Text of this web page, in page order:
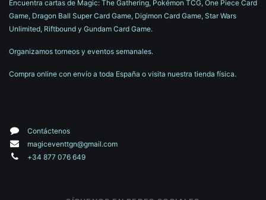
Encuentra cartas de Magic: The Gathering, Pokémon TCG, One Piece Card
Game, Dragon Ball Super Card Game, Digimon Card Game, Star Wars
Unlimited, Riftbound y Gundam Card Game.
Organizamos torneos y eventos semanales.
Compra online con envío a toda España o visita nuestra tienda física.
Contáctenos
magiceventtgn@gmail.com
+34 877 076 649